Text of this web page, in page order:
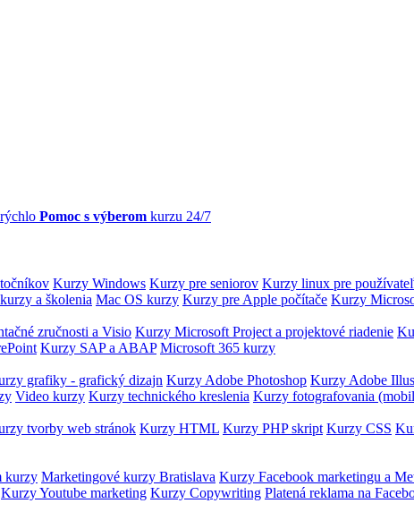
Pomoc s výberom kurzu 24/7
Kurzy Windows Kurzy pre seniorov Kurzy linux pre
a školenia Mac OS kurzy Kurzy pre Apple počítače Kurzy
zručnosti a Visio Kurzy Microsoft Project a projektové riadenie
Kurzy SAP a ABAP Microsoft 365 kurzy
grafiky - grafický dizajn Kurzy Adobe Photoshop Kurzy Adobe
Video kurzy Kurzy technického kreslenia Kurzy fotografovania
tvorby web stránok Kurzy HTML Kurzy PHP skript Kurzy CSS
kurzy Marketingové kurzy Bratislava Kurzy Facebook marketingu a
Kurzy Youtube marketing Kurzy Copywriting Platená reklama na